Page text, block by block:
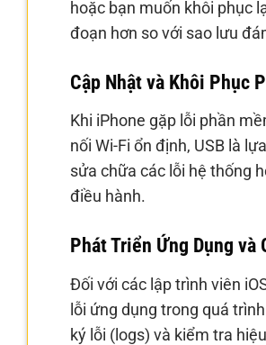
hoặc bạn muốn khôi phục
đoạn hơn so với sao lưu
Cập Nhật và Khôi Phục
Khi iPhone gặp lỗi phần
nối Wi-Fi ổn định, USB là
sửa chữa các lỗi hệ thống
điều hành.
Phát Triển Ứng Dụng và
Đối với các lập trình viên
lỗi ứng dụng trong quá
ký lỗi (logs) và kiểm tra